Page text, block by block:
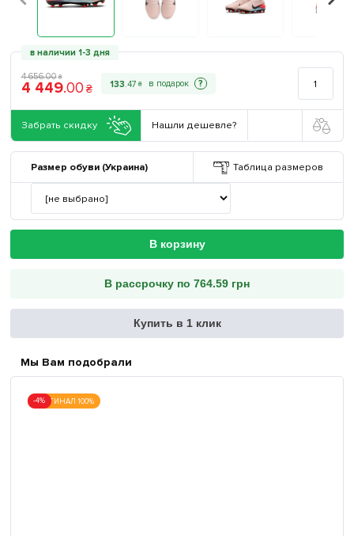
в наличии 1-3 дня
4 656.00 ₴
4 449.00 ₴ 133.47 ₴ ?
Забрать скидку Нашли дешевле?
Размер обуви (Украина) Таблица размеров
В корзину
В рассрочку по 764.59 грн
Купить в 1 клик
Мы Вам подобрали
ОРИГИНАЛ 100%
-4%